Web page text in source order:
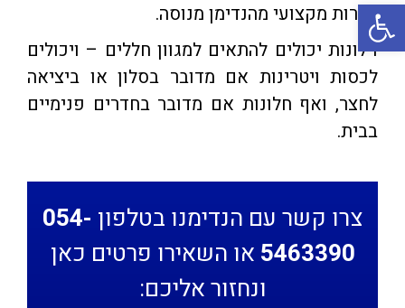
פתח סרגל נגישות
שירות מקצועי מהנדימן מנוסה.
וילונות יכולים להתאים למגוון חללים – ויכולים
לכסות ויטרינות אם מדובר בסלון או ביציאה
לחצר, ואף חלונות אם מדובר בחדרים פנימיים
בבית.
צרו קשר עם הנדימנו בטלפון 054-
5463390 או השאירו פרטים כאן
ונחזור אליכם: